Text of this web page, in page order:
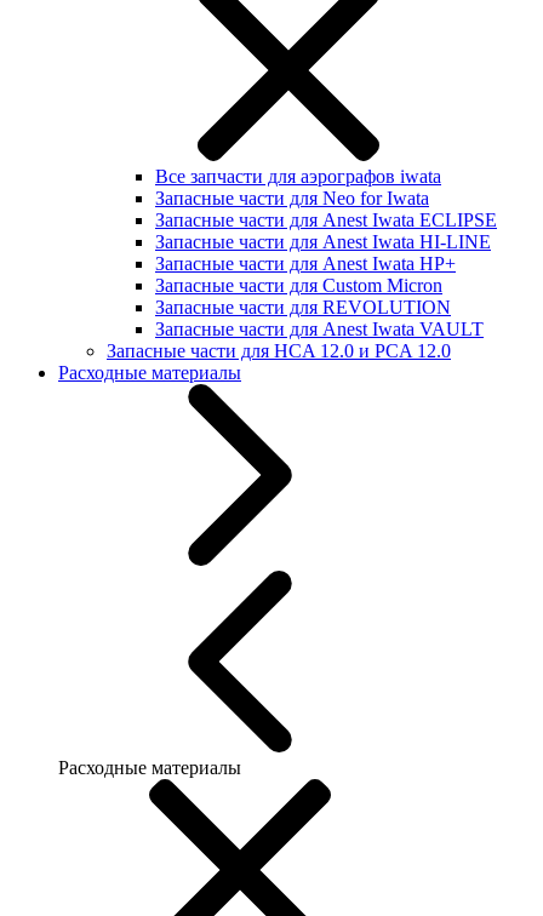
Все запчасти для аэрографов iwata
Запасные части для Neo for Iwata
Запасные части для Anest Iwata ECLIPSE
Запасные части для Anest Iwata HI-LINE
Запасные части для Anest Iwata HP+
Запасные части для Custom Micron
Запасные части для REVOLUTION
Запасные части для Anest Iwata VAULT
Запасные части для HCA 12.0 и PCA 12.0
Расходные материалы
Расходные материалы